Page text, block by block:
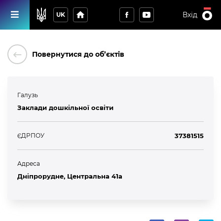
UK home Вхід
keyboard_backspace Повернутися до об’єктів
Галузь
Заклади дошкільної освіти
ЄДРПОУ 37381515
Адреса
Дніпрорудне, Центральна 41а